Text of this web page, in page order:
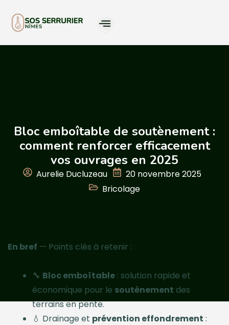
Bloc emboîtable de soutènement :
comment renforcer efficacement
vos ouvrages en 2025
Aurelie Ducluzeau
20 novembre 2025
Bricolage
En bref — Points clés à retenir :
🔧 Bloc emboîtable : solution rapide et
économique pour le soutènement des
terrains en pente.
💧 Drainage et prévention effondrement :